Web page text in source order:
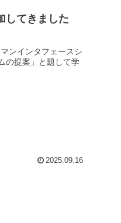
してきました
ンインタフェースシ
の提案」と題して学
2025.09.16